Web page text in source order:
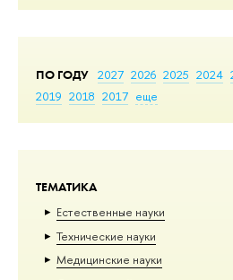
ПО ГОДУ 2027 2026 2025 2024
2019 2018 2017 еще
ТЕМАТИКА
Естественные науки
Тех­ничес­кие науки
Медицинские науки